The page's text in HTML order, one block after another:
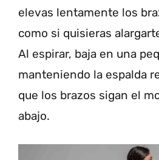
elevas lentamente los
como si quisieras
Al espirar, baja en una
manteniendo la espalda
que los brazos sigan el
abajo.